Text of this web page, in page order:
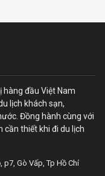
hàng đầu Việt Nam
lịch khách sạn,
Đồng hành cùng với
cần thiết khi đi du lịch
p7, Gò Vấp, Tp Hồ Chí